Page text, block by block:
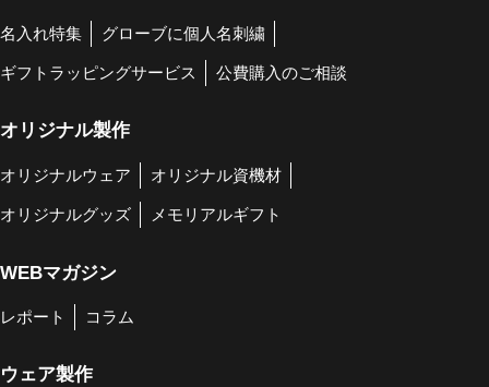
名入れ特集 グローブに個人名刺繍
ギフトラッピングサービス 公費購入のご相談
オリジナル製作
オリジナルウェア オリジナル資機材
オリジナルグッズ メモリアルギフト
WEBマガジン
レポート コラム
ウェア製作